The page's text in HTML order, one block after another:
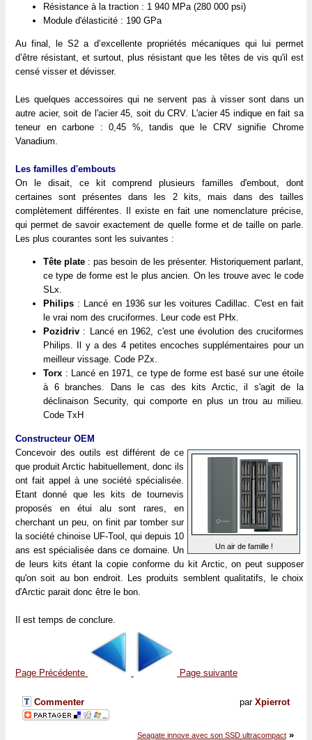
Résistance à la traction : 1 940 MPa (280 000 psi)
Module d'élasticité : 190 GPa
Au final, le S2 a d’excellente propriétés mécaniques qui lui permet
d’être résistant, et surtout, plus résistant que les têtes de vis qu'il est
censé visser et dévisser.
Les quelques accessoires qui ne servent pas à visser sont dans un
autre acier, soit de l'acier 45, soit du CRV. L'acier 45 indique en fait sa
teneur en carbone : 0,45 %, tandis que le CRV signifie Chrome
Vanadium.
Les familles d'embouts
On le disait, ce kit comprend plusieurs familles d'embout, dont
certaines sont présentes dans les 2 kits, mais dans des tailles
complètement différentes. Il existe en fait une nomenclature précise,
qui permet de savoir exactement de quelle forme et de taille on parle.
Les plus courantes sont les suivantes :
Tête plate : pas besoin de les présenter. Historiquement parlant,
ce type de forme est le plus ancien. On les trouve avec le code
SLx.
Philips : Lancé en 1936 sur les voitures Cadillac. C'est en fait
le vrai nom des cruciformes. Leur code est PHx.
Pozidriv : Lancé en 1962, c'est une évolution des cruciformes
Philips. Il y a des 4 petites encoches supplémentaires pour un
meilleur vissage. Code PZx.
Torx : Lancé en 1971, ce type de forme est basé sur une étoile
à 6 branches. Dans le cas des kits Arctic, il s'agit de la
déclinaison Security, qui comporte en plus un trou au milieu.
Code TxH
Constructeur OEM
Un air de famille !
Concevoir des outils est différent de ce
que produit Arctic habituellement, donc ils
ont fait appel à une société spécialisée.
Etant donné que les kits de tournevis
proposés en étui alu sont rares, en
cherchant un peu, on finit par tomber sur
la société chinoise UF-Tool, qui depuis 10
ans est spécialisée dans ce domaine. Un
de leurs kits étant la copie conforme du kit Arctic, on peut supposer
qu'on soit au bon endroit. Les produits semblent qualitatifs, le choix
d'Arctic parait donc être le bon.
Il est temps de conclure.
Page Précédente Page suivante
par Xpierrot
Commenter
Seagate innove avec son SSD ultracompact »